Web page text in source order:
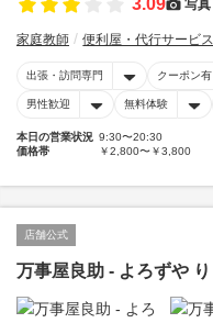
3.09 写真
家庭教師 便利屋・代行サービス
出張・訪問専門 クーポン有
男性歓迎 無料体験
本日の営業状況 9:30〜20:30
価格帯
￥2,800〜￥3,800
店舗公式
万事屋良助 - よろずや